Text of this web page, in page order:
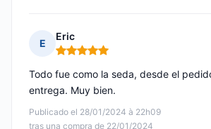
E
Eric
Nota: 5 de 5
Publicado el 28/01/2024 à 22h09
tras una compra de 22/01/2024
Todo fue como la seda, desde el
entrega. Muy bien.